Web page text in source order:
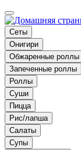
Сеты
Онигири
Обжаренные роллы
Запеченные роллы
Роллы
Суши
Пицца
Рис/лапша
Салаты
Супы